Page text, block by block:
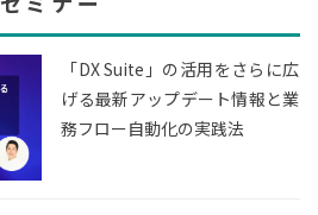
「DX Suite」の活用をさらに広
げる最新アップデート情報と業
務フロー自動化の実践法